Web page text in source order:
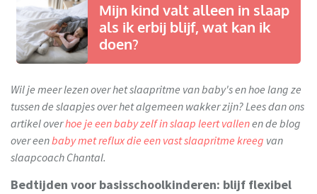
Mijn kind valt alleen in slaap
als ik erbij blijf, wat kan ik
doen?
Wil je meer lezen over het slaapritme van baby's en hoe lang ze
tussen de slaapjes over het algemeen wakker zijn? Lees dan ons
artikel overhoe je een baby zelf in slaap leert vallenen de blog
over eenbaby met reflux die een vast slaapritme kreeg van
slaapcoach Chantal.
Bedtijden voor basisschoolkinderen: blijf flexibel